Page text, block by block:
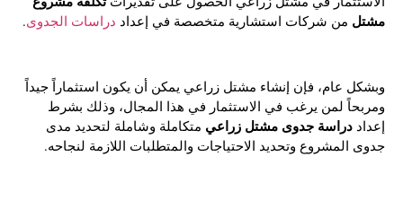
مشتل من شركات استشارية متخصصة في إعداد دراسات الجدوى.
وبشكل عام، فإن إنشاء مشتل زراعي يمكن أن يكون استثماراً جيداً
ومربحاً لمن يرغب في الاستثمار في هذا المجال، وذلك بشرط
إعداد دراسة جدوى مشتل زراعي متكاملة وشاملة لتحديد مدى
جدوى المشروع وتحديد الاحتياجات والمتطلبات اللازمة لنجاحه.